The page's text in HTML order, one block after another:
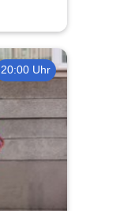
20:00 Uhr